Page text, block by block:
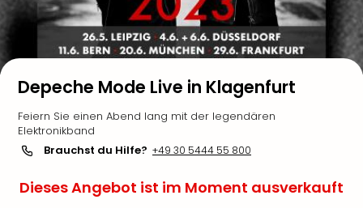
Depeche Mode Live in Klagenfurt
Feiern Sie einen Abend lang mit der legendären
Elektronikband
Brauchst du Hilfe? +49 30 5444 55 800
Dieses Angebot ist im Moment ausverkauft